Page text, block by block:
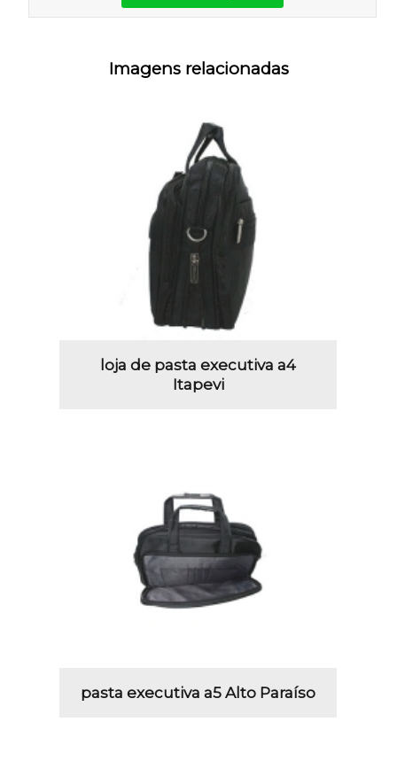
Imagens relacionadas
loja de pasta executiva a4
Itapevi
pasta executiva a5 Alto Paraíso